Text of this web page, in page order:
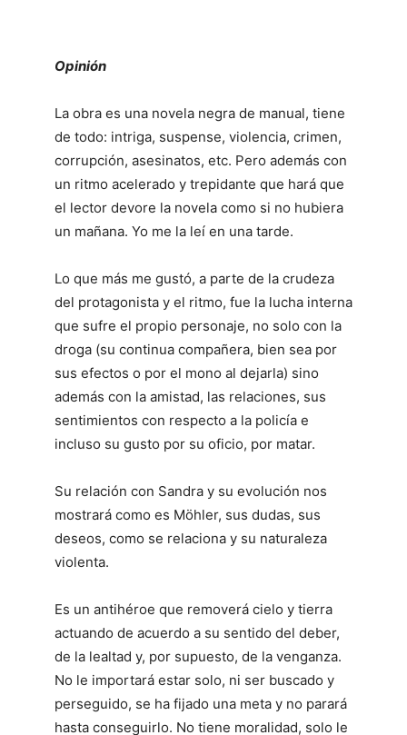
Opinión
La obra es una novela negra de manual, tiene
de todo: intriga, suspense, violencia, crimen,
corrupción, asesinatos, etc. Pero además con
un ritmo acelerado y trepidante que hará que
el lector devore la novela como si no hubiera
un mañana. Yo me la leí en una tarde.
Lo que más me gustó, a parte de la crudeza
del protagonista y el ritmo, fue la lucha interna
que sufre el propio personaje, no solo con la
droga (su continua compañera, bien sea por
sus efectos o por el mono al dejarla) sino
además con la amistad, las relaciones, sus
sentimientos con respecto a la policía e
incluso su gusto por su oficio, por matar.
Su relación con Sandra y su evolución nos
mostrará como es Möhler, sus dudas, sus
deseos, como se relaciona y su naturaleza
violenta.
Es un antihéroe que removerá cielo y tierra
actuando de acuerdo a su sentido del deber,
de la lealtad y, por supuesto, de la venganza.
No le importará estar solo, ni ser buscado y
perseguido, se ha fijado una meta y no parará
hasta conseguirlo. No tiene moralidad, solo le